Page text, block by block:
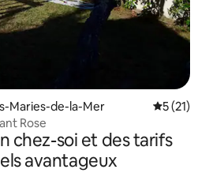
Maries-de-la-Mer
5 (21)
Rose
chez-soi et des tarifs
avantageux